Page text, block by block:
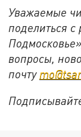
Уважаемые
поделиться
вопросы,
почту